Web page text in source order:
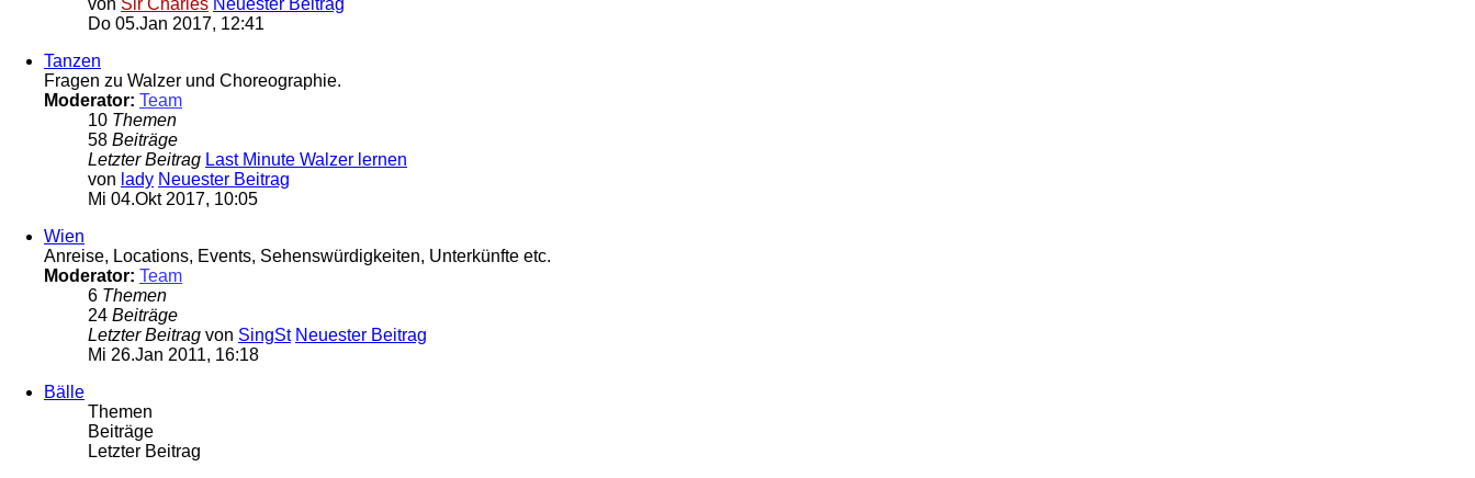
von Sir Charles Neuester Beitrag
Do 05.Jan 2017, 12:41
Tanzen
Fragen zu Walzer und Choreographie.
Moderator: Team
10 Themen
58 Beiträge
Letzter Beitrag Last Minute Walzer lernen
von lady Neuester Beitrag
Mi 04.Okt 2017, 10:05
Wien
Anreise, Locations, Events, Sehenswürdigkeiten, Unterkünfte etc.
Moderator: Team
6 Themen
24 Beiträge
Letzter Beitrag von SingSt Neuester Beitrag
Mi 26.Jan 2011, 16:18
Bälle
Themen
Beiträge
Letzter Beitrag